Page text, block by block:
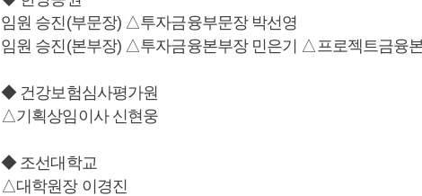
임원 승진(부문장) △투자금융부문장 박선영
임원 승진(본부장) △투자금융본부장 민은기 △프로젝트금융
◆ 건강보험심사평가원
△기획상임이사 신현웅
◆ 조선대학교
△대학원장 이경진